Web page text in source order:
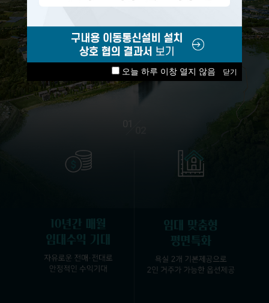
언론보도
오늘 하루 이창 열지 않음